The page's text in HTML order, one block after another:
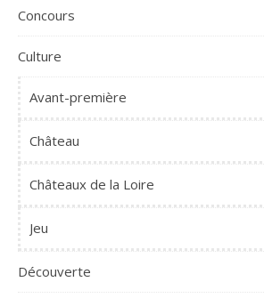
Concours
Culture
Avant-première
Château
Châteaux de la Loire
Jeu
Découverte